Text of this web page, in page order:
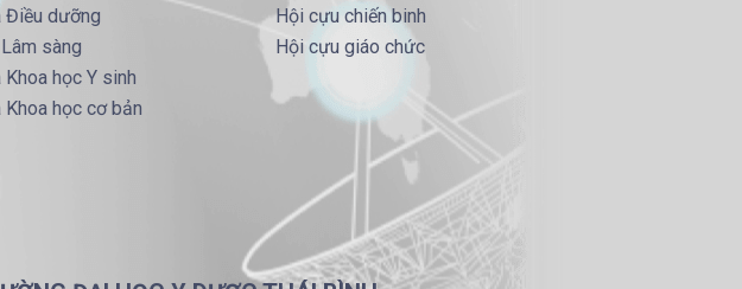
Điều dưỡng
sàng
Khoa học Y sinh
Khoa học cơ bản
Hội cựu chiến binh
Hội cựu giáo chức